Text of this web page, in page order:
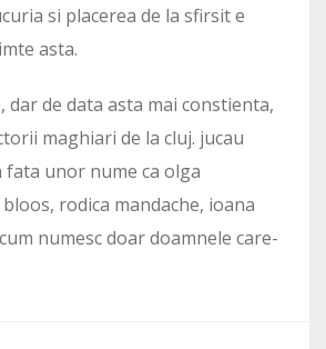
si placerea de la sfirsit e
asta.
dar de data asta mai constienta,
maghiari de la cluj. jucau
fata unor nume ca olga
rodica mandache, ioana
numesc doar doamnele care-